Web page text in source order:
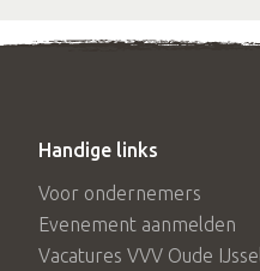
Handige links
Voor ondernemers
Evenement aanmelden
Vacatures VVV Oude